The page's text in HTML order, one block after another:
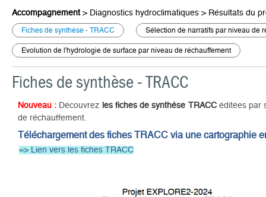
Accompagnement> Diagnostics hydroclimatiques > Résultats du
Fiches de synthèse - TRACC Sélection de narratifs par niveau de
Evolution de l'hydrologie de surface par niveau de réchauffement
Fiches de synthèse - TRACC
Nouveau : Découvrez les fiches de synthèse TRACCéditées par
de réchauffement.
Téléchargement des fiches TRACC via une cartographie
=> Lien vers les fiches TRACC